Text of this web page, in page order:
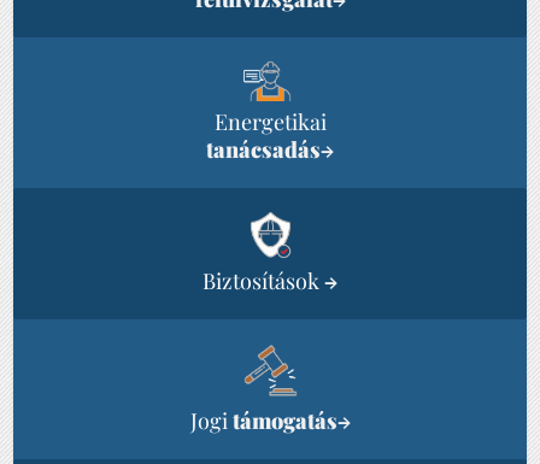
Energetikai
tanácsadás→
Biztosítások→
Jogi támogatás→